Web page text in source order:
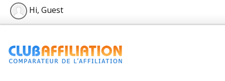
Hi, Guest